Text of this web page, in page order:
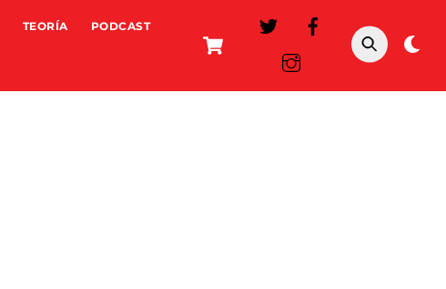
Cart
TEORÍA PODCAST